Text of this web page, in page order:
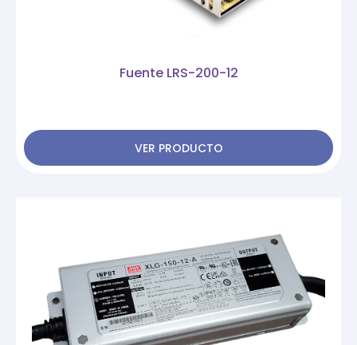
Fuente LRS-200-12
VER PRODUCTO